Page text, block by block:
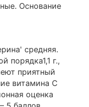
Основание
средняя.
порядка1,1 г.,
приятный
витамина С
оценка